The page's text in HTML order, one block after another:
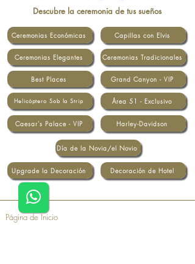
Descubre la ceremonia de tus sueños
Ceremonias Económicas
Ceremonias Elegantes
Best Places
Helicóptero Sob la Strip
Caesar's Palace - VIP
Capillas con Elvis
Ceremonias Tradicionales
Grand Canyon - VIP
Área 51 - Exclusivo
Harley-Davidson
Día de la Novia/el Novio
Upgrade la Decoración Decoración de Hotel
Página de Inicio